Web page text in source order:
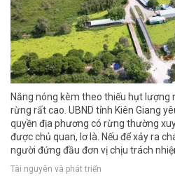
Nắng nóng kèm theo thiếu hụt lượng
rừng rất cao. UBND tỉnh Kiên Giang
quyền địa phương có rừng thường
được chủ quan, lơ là. Nếu để xảy ra
người đứng đầu đơn vị chịu trách
Tài nguyên và phát triển